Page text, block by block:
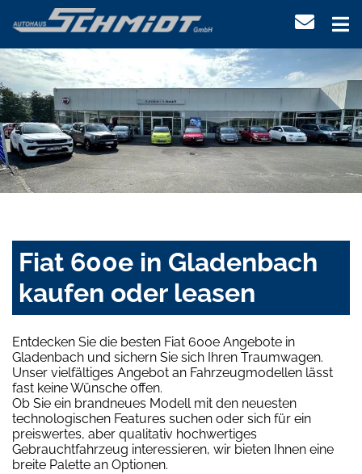
Fiat 600e in Gladenbach
kaufen oder leasen
Entdecken Sie die besten Fiat 600e Angebote in
Gladenbach und sichern Sie sich Ihren Traumwagen.
Unser vielfältiges Angebot an Fahrzeugmodellen lässt
fast keine Wünsche offen.
Ob Sie ein brandneues Modell mit den neuesten
technologischen Features suchen oder sich für ein
preiswertes, aber qualitativ hochwertiges
Gebrauchtfahrzeug interessieren, wir bieten Ihnen eine
breite Palette an Optionen.